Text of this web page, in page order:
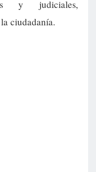
y judiciales,
ciudadanía.